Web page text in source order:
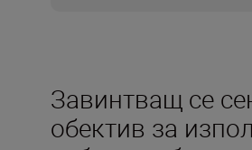
Завинтващ се
обектив за